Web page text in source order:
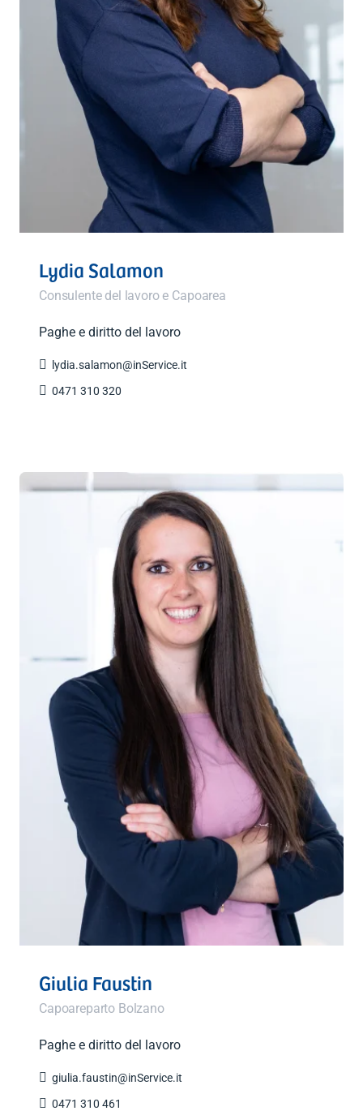
Lydia Salamon
Consulente del lavoro e Capoarea
Paghe e diritto del lavoro
 lydia.salamon@inService.it
 0471 310 320
Giulia Faustin
Capoareparto Bolzano
Paghe e diritto del lavoro
 giulia.faustin@inService.it
 0471 310 461